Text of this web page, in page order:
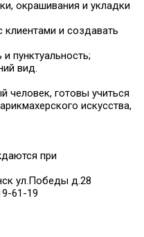
окрашивания и укладки
и создавать
и пунктуальность;
вид.
человек, готовы учиться
искусства,
при
ул.Победы д.28
61-19